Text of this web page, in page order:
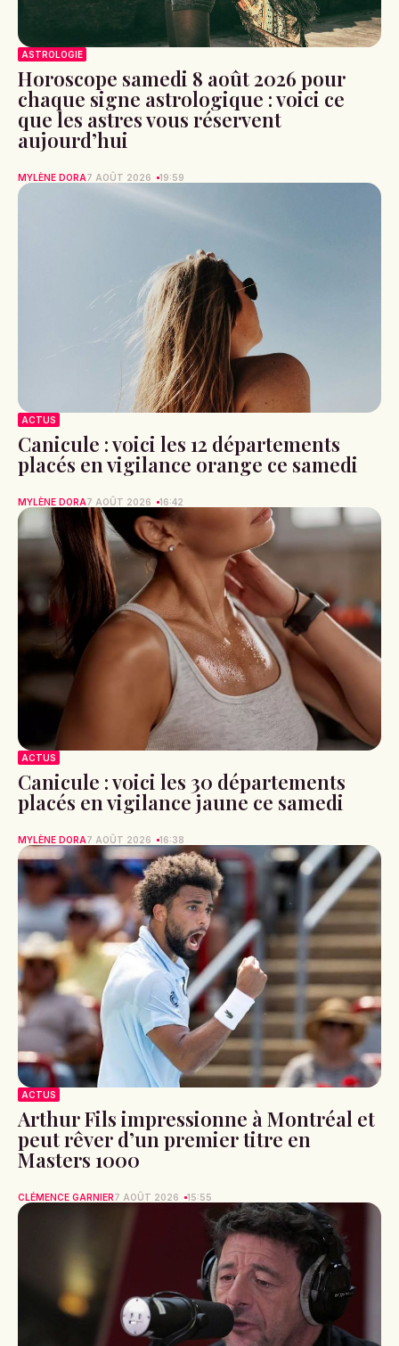
ASTROLOGIE
Horoscope samedi 8 août 2026 pour
chaque signe astrologique : voici ce
que les astres vous réservent
aujourd’hui
MYLÈNE DORA7 AOÛT 2026 19:59
ACTUS
Canicule : voici les 12 départements
placés en vigilance orange ce samedi
MYLÈNE DORA7 AOÛT 2026 16:42
ACTUS
Canicule : voici les 30 départements
placés en vigilance jaune ce samedi
MYLÈNE DORA7 AOÛT 2026 16:38
ACTUS
Arthur Fils impressionne à Montréal et
peut rêver d’un premier titre en
Masters 1000
CLÉMENCE GARNIER7 AOÛT 2026 15:55